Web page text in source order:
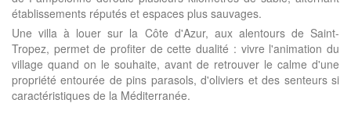
établissements réputés et espaces plus sauvages.
Une villa à louer sur la Côte d'Azur, aux alentours de Saint-
Tropez, permet de profiter de cette dualité : vivre l'animation du
village quand on le souhaite, avant de retrouver le calme d'une
propriété entourée de pins parasols, d'oliviers et des senteurs si
caractéristiques de la Méditerranée.